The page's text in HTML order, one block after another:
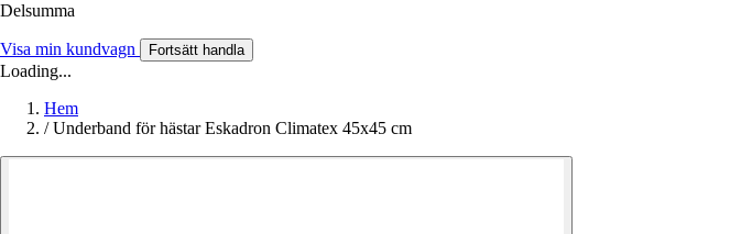
Delsumma
Visa min kundvagn Fortsätt handla
Loading...
Hem
/ Underband för hästar Eskadron Climatex 45x45 cm